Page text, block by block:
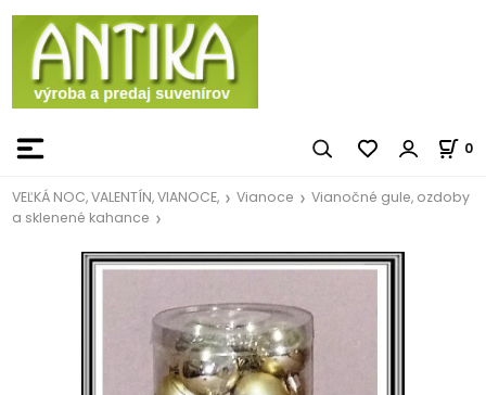
0
VEĽKÁ NOC, VALENTÍN, VIANOCE, Vianoce
Vianočné gule, ozdoby
a sklenené kahance